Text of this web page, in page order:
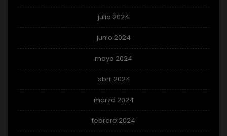
julio 2024
junio 2024
mayo 2024
abril 2024
marzo 2024
febrero 2024